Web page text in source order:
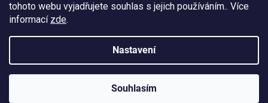
tohoto webu vyjadřujete souhlas s jejich používáním.. Více
informací zde.
Nastavení
Souhlasím
Copyright 2026www.josport.cz. Všechna práva vyhrazena.